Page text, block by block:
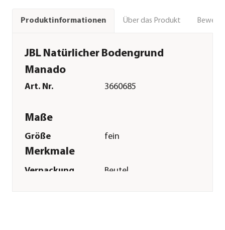
Produktinformationen Über das Produkt
JBL Natürlicher Bodengrund
Manado
Art. Nr. 3660685
Maße
Größe fein
Merkmale
Verpackung
Beutel